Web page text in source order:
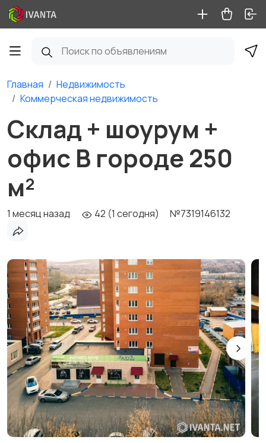
Главная
Недвижимость
Коммерческая недвижимость
Склад + шоурум +
офис В городе 250
м²
1 месяц назад 42 (1 сегодня) №7319146132